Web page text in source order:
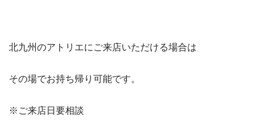
北九州のアトリエにご来店いただける場合は
その場でお持ち帰り可能です。
※ご来店日要相談